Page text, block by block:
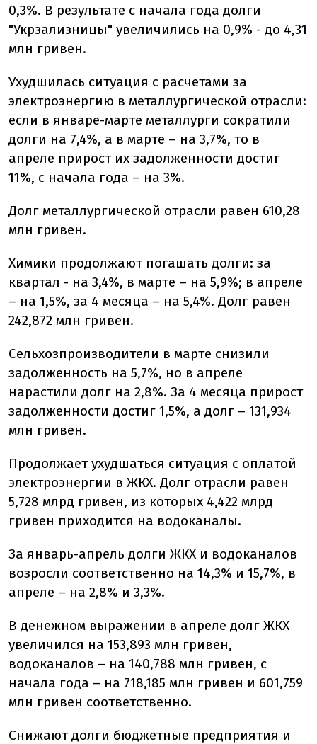
0,3%. В результате с начала года долги
"Укрзализницы" увеличились на 0,9% - до 4,31
млн гривен.
Ухудшилась ситуация с расчетами за
электроэнергию в металлургической отрасли:
если в январе-марте металлурги сократили
долги на 7,4%, а в марте – на 3,7%, то в
апреле прирост их задолженности достиг
11%, с начала года – на 3%.
Долг металлургической отрасли равен 610,28
млн гривен.
Химики продолжают погашать долги: за
квартал - на 3,4%, в марте – на 5,9%; в апреле
– на 1,5%, за 4 месяца – на 5,4%. Долг равен
242,872 млн гривен.
Сельхозпроизводители в марте снизили
задолженность на 5,7%, но в апреле
нарастили долг на 2,8%. За 4 месяца прирост
задолженности достиг 1,5%, а долг – 131,934
млн гривен.
Продолжает ухудшаться ситуация с оплатой
электроэнергии в ЖКХ. Долг отрасли равен
5,728 млрд гривен, из которых 4,422 млрд
гривен приходится на водоканалы.
За январь-апрель долги ЖКХ и водоканалов
возросли соответственно на 14,3% и 15,7%, в
апреле – на 2,8% и 3,3%.
В денежном выражении в апреле долг ЖКХ
увеличился на 153,893 млн гривен,
водоканалов – на 140,788 млн гривен, с
начала года – на 718,185 млн гривен и 601,759
млн гривен соответственно.
Снижают долги бюджетные предприятия и